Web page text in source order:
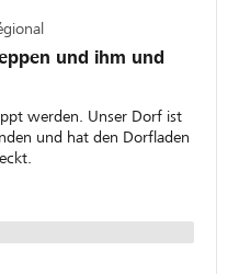
und ihm und
werden. Unser Dorf ist
und hat den Dorfladen